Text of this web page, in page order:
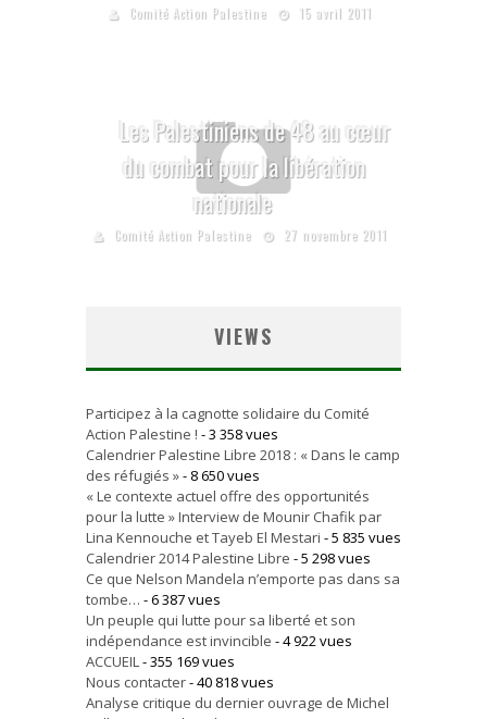
Comité Action Palestine 15 avril 2011
Les Palestiniens de 48 au cœur
du combat pour la libération
nationale
Comité Action Palestine 27 novembre 2011
VIEWS
Participez à la cagnotte solidaire du Comité
Action Palestine ! - 3 358 vues
Calendrier Palestine Libre 2018 : « Dans le camp
des réfugiés »- 8 650 vues
« Le contexte actuel offre des opportunités
pour la lutte » Interview de Mounir Chafik par
Lina Kennouche et Tayeb El Mestari - 5 835 vues
Calendrier 2014 Palestine Libre - 5 298 vues
Ce que Nelson Mandela n’emporte pas dans sa
tombe… - 6 387 vues
Un peuple qui lutte pour sa liberté et son
indépendance est invincible - 4 922 vues
ACCUEIL- 355 169 vues
Nous contacter- 40 818 vues
Analyse critique du dernier ouvrage de Michel